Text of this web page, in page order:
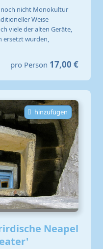
noch nicht Monokultur
Weise
viele der alten Geräte,
ersetzt wurden,
pro Person 17,00 €
hinzufügen
Neapel